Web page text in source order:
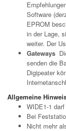
Software
EPROM
in der Lage,
weiter. Der
Gateways
senden die
Digipeater
Allgemeine
WIDE1-1
Bei
Nicht mehr